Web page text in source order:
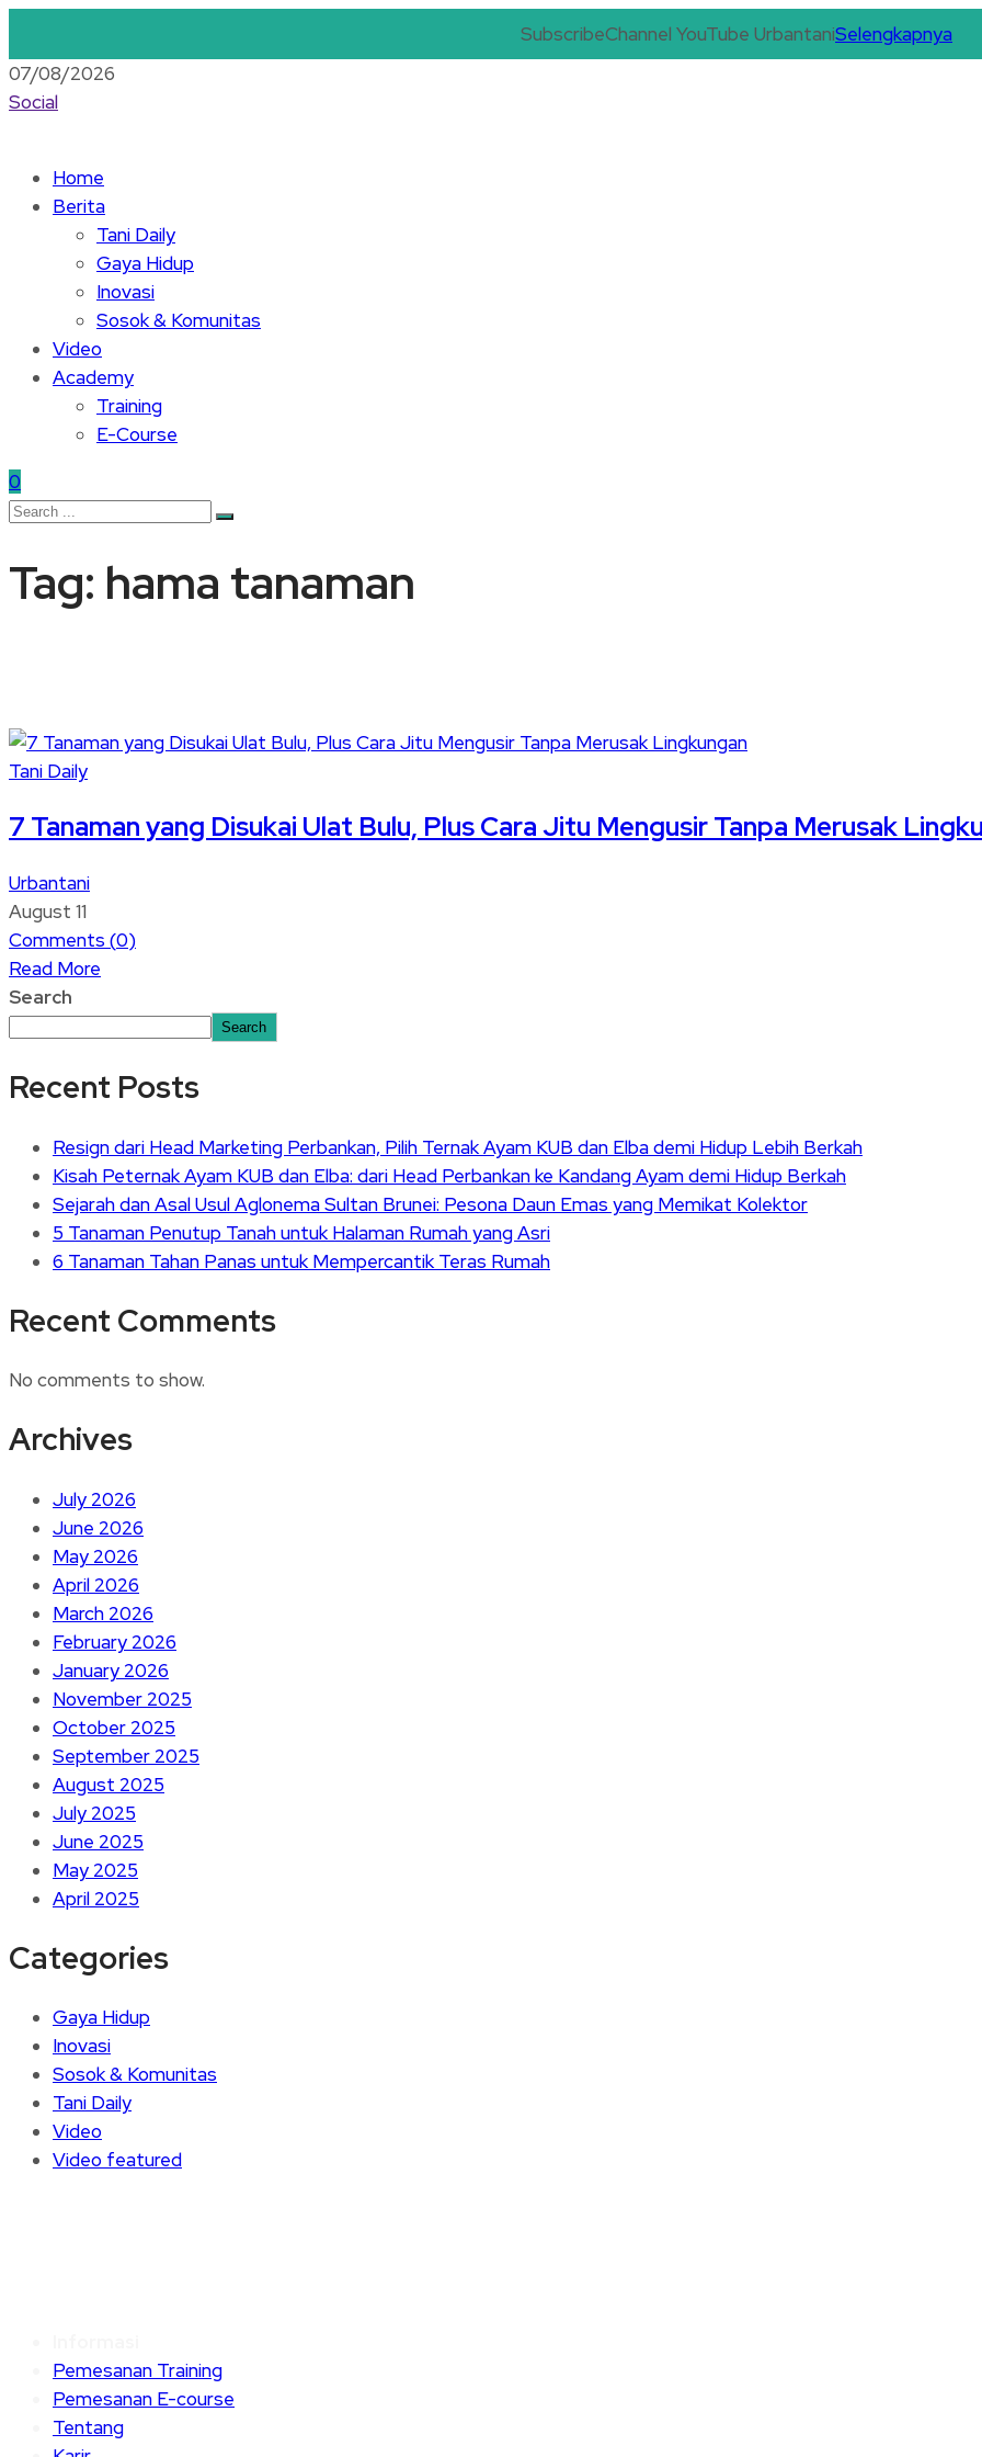
SubscribeChannel YouTube UrbantaniSelengkapnya
07/08/2026
Social
Home
Berita
Tani Daily
Gaya Hidup
Inovasi
Sosok & Komunitas
Video
Academy
Training
E-Course
0
Tag: hama tanaman
Tani Daily
7 Tanaman yang Disukai Ulat Bulu, Plus Cara Jitu Mengusir Tanpa Merusak
Urbantani
August 11
Comments (0)
Read More
Search
Search
Recent Posts
Resign dari Head Marketing Perbankan, Pilih Ternak Ayam KUB dan Elba demi Hidup Lebih Berkah
Kisah Peternak Ayam KUB dan Elba: dari Head Perbankan ke Kandang Ayam demi Hidup Berkah
Sejarah dan Asal Usul Aglonema Sultan Brunei: Pesona Daun Emas yang Memikat Kolektor
5 Tanaman Penutup Tanah untuk Halaman Rumah yang Asri
6 Tanaman Tahan Panas untuk Mempercantik Teras Rumah
Recent Comments
No comments to show.
Archives
July 2026
June 2026
May 2026
April 2026
March 2026
February 2026
January 2026
November 2025
October 2025
September 2025
August 2025
July 2025
June 2025
May 2025
April 2025
Categories
Gaya Hidup
Inovasi
Sosok & Komunitas
Tani Daily
Video
Video featured
Pemesanan Training
Pemesanan E-course
Tentang